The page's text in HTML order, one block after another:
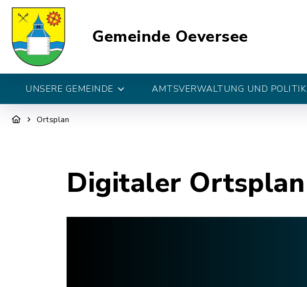
Gemeinde Oeversee
UNSERE GEMEINDE AMTSVERWALTUNG UND POLITIK
Ortsplan
Digitaler Ortsplan